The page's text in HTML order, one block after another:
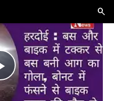
Play